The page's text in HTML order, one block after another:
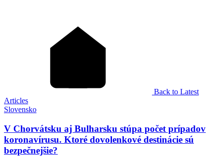
Back to Latest
Articles
Slovensko
V Chorvátsku aj Bulharsku stúpa počet prípadov
koronavírusu. Ktoré dovolenkové destinácie sú
bezpečnejšie?